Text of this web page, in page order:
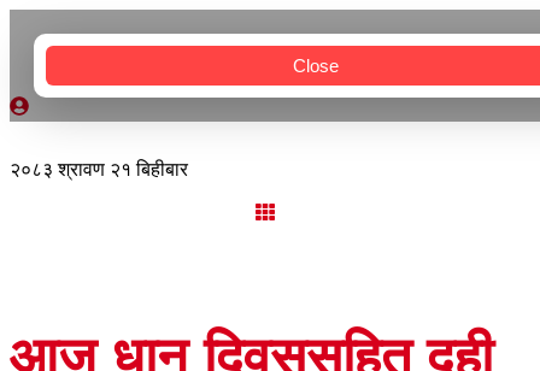
Close
२०८३ श्रावण २१ बिहीबार
आज धान दिवससहित दही